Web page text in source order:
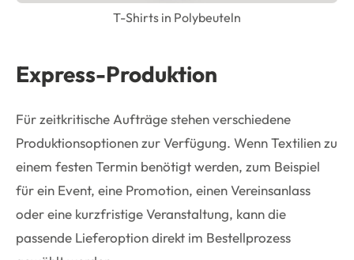
T-Shirts in Polybeuteln
Express-Produktion
Für zeitkritische Aufträge stehen verschiedene
Produktionsoptionen zur Verfügung. Wenn Textilien zu
einem festen Termin benötigt werden, zum Beispiel
für ein Event, eine Promotion, einen Vereinsanlass
oder eine kurzfristige Veranstaltung, kann die
passende Lieferoption direkt im Bestellprozess